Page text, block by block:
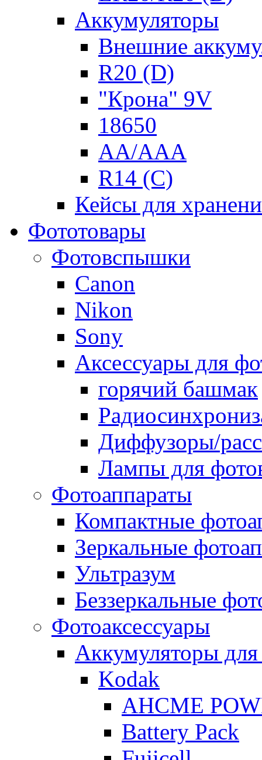
Аккумуляторы
Внешние
R20 (D)
"Крона" 9V
18650
AA/AAA
R14 (C)
Кейсы для
Фототовары
Фотовспышки
Canon
Nikon
Sony
Аксессуары для
горячий башмак
Диффузоры/
Лампы для
Фотоаппараты
Компактные
Зеркальные
Ультразум
Беззеркальные
Фотоаксессуары
Аккумуляторы для
Kodak
AHCME
Battery Pack